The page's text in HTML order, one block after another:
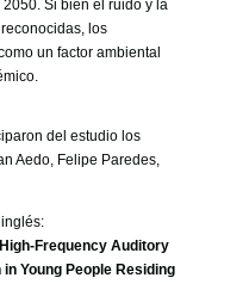
Si bien el ruido y la
los
un factor ambiental
del estudio los
Aedo, Felipe Paredes,
Frequency Auditory
Young People Residing